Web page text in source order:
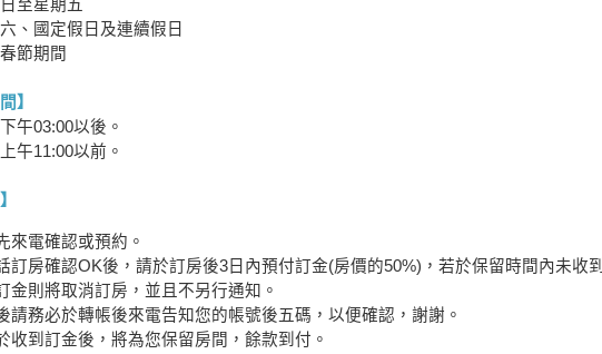
至星期五
、國定假日及連續假日
節期間
】
午03:00以後。
午11:00以前。
來電確認或預約。
訂房確認OK後，請於訂房後3日內預付訂金(房價的50%)，若於保留時間內未收到
金則將取消訂房，並且不另行通知。
請務必於轉帳後來電告知您的帳號後五碼，以便確認，謝謝。
收到訂金後，將為您保留房間，餘款到付。